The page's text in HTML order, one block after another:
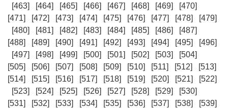
[463]
[464] [465] [466] [467] [468] [469]
[470]
[471]
[472] [473] [474] [475] [476] [477] [478]
[479]
[480]
[481] [482] [483] [484] [485] [486]
[487]
[488]
[489] [490] [491] [492] [493] [494] [495]
[496]
[497]
[498] [499] [500] [501] [502] [503]
[504]
[505]
[506] [507] [508] [509] [510] [511] [512]
[513]
[514]
[515] [516] [517] [518] [519] [520] [521]
[522]
[523]
[524] [525] [526] [527] [528] [529]
[530]
[531]
[532] [533] [534] [535] [536] [537] [538]
[539]